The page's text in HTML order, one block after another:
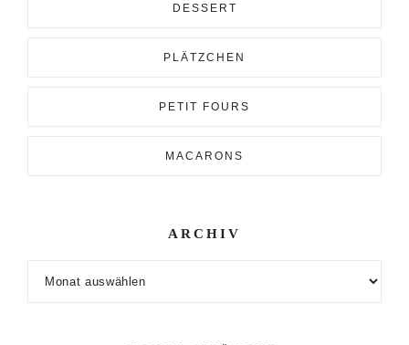
DESSERT
PLÄTZCHEN
PETIT FOURS
MACARONS
ARCHIV